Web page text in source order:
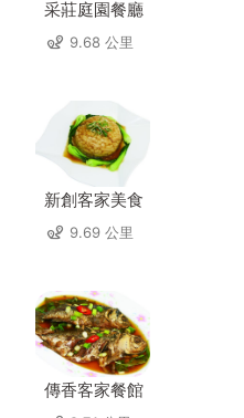
采莊庭園餐廳
9.68 公里
新創客家美食
9.69 公里
傳香客家餐館